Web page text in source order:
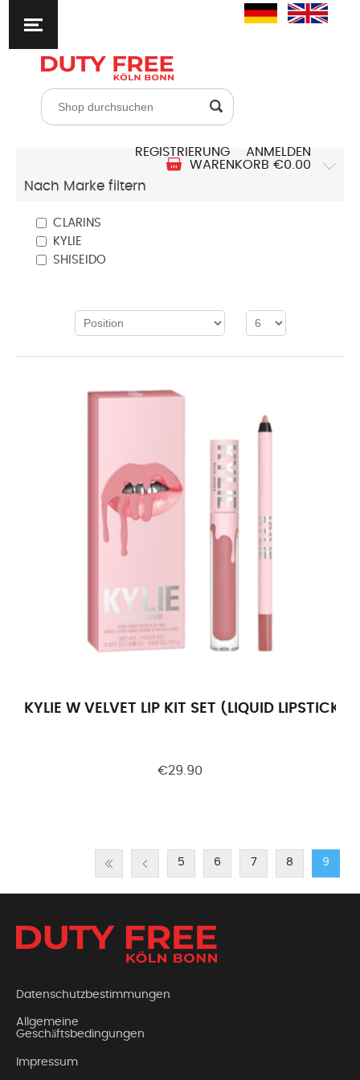
REGISTRIERUNG
ANMELDEN
WARENKORB €0.00
Nach Marke filtern
CLARINS
KYLIE
SHISEIDO
KYLIE W VELVET LIP KIT SET (LIQUID
€29.90
5 6 7 8 9
Datenschutzbestimmungen
Allgemeine
Geschäftsbedingungen
Impressum